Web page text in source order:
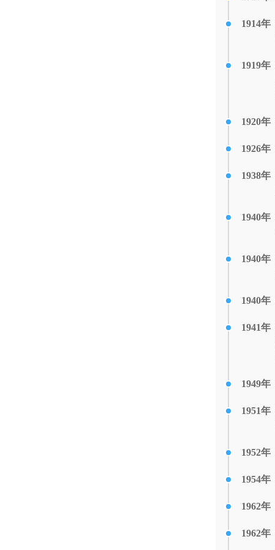
1914年
1919年
1920年
1926年
1938年
1940年
1940年
1940年
1941年
1949年
1951年
1952年
1954年
1962年
1962年